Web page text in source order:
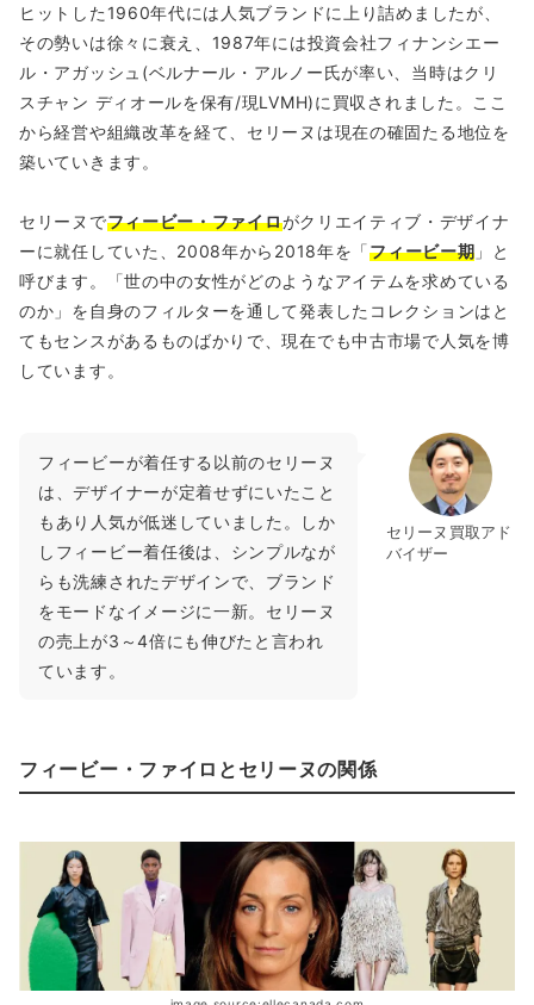
ヒットした1960年代には人気ブランドに上り詰めましたが、
その勢いは徐々に衰え、1987年には投資会社フィナンシエー
ル・アガッシュ(ベルナール・アルノー氏が率い、当時はクリ
スチャン ディオールを保有/現LVMH)に買収されました。ここ
から経営や組織改革を経て、セリーヌは現在の確固たる地位を
築いていきます。
セリーヌでフィービー・ファイロがクリエイティブ・デザイナ
ーに就任していた、2008年から2018年を「フィービー期 」と
呼びます。「世の中の女性がどのようなアイテムを求めている
のか」を自身のフィルターを通して発表したコレクションはと
てもセンスがあるものばかりで、現在でも中古市場で人気を博
しています。
セリーヌ買取アド
バイザー
フィービーが着任する以前のセリーヌ
は、デザイナーが定着せずにいたこと
もあり人気が低迷していました。しか
しフィービー着任後は、シンプルなが
らも洗練されたデザインで、ブランド
をモードなイメージに一新。セリーヌ
の売上が3～4倍にも伸びたと言われ
ています。
フィービー・ファイロとセリーヌの関係